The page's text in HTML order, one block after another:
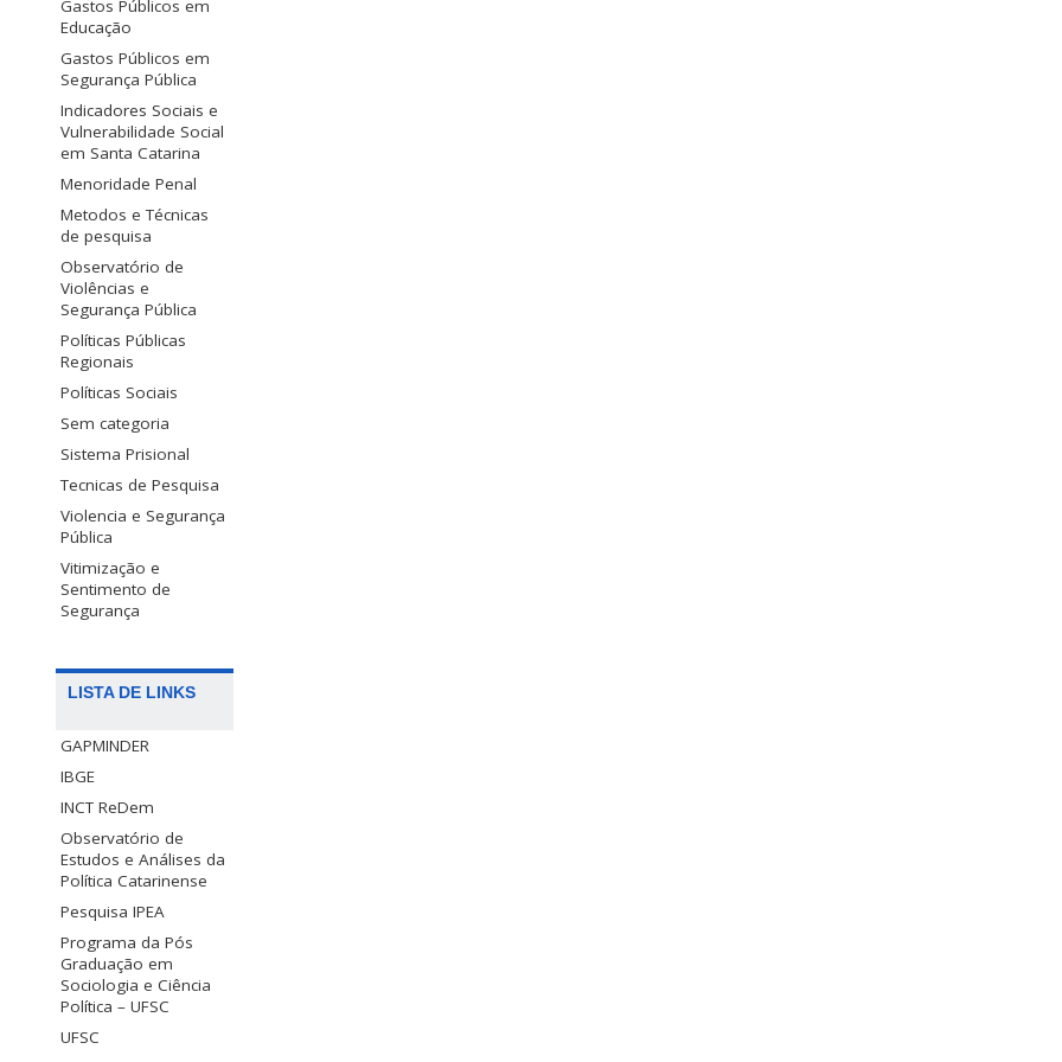
Gastos Públicos em
Educação
Gastos Públicos em
Segurança Pública
Indicadores Sociais e
Vulnerabilidade Social
em Santa Catarina
Menoridade Penal
Metodos e Técnicas
de pesquisa
Observatório de
Violências e
Segurança Pública
Políticas Públicas
Regionais
Políticas Sociais
Sem categoria
Sistema Prisional
Tecnicas de Pesquisa
Violencia e Segurança
Pública
Vitimização e
Sentimento de
Segurança
LISTA DE LINKS
GAPMINDER
IBGE
INCT ReDem
Observatório de
Estudos e Análises da
Política Catarinense
Pesquisa IPEA
Programa da Pós
Graduação em
Sociologia e Ciência
Política – UFSC
UFSC